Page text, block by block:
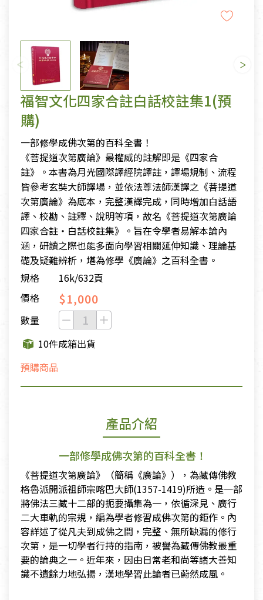
福智文化四家合註白話校註集1(預
購)
一部修學成佛次第的百科全書！
《菩提道次第廣論》最權威的註解即是《四家合
註》。本書為月光國際譯經院譯註，譯場規制、流程
皆參考玄奘大師譯場，並依法尊法師漢譯之《菩提道
次第廣論》為底本，完整漢譯完成，同時增加白話語
譯、校勘、註釋、說明等項，故名《菩提道次第廣論
四家合註‧白話校註集》。旨在令學者易解本論內
涵，研讀之際也能多面向學習相關延伸知識、理論基
礎及疑難辨析，堪為修學《廣論》之百科全書。
規格
16k/632頁
價格
$1,000
數量
10件成箱出貨
預購商品
產品介紹
一部修學成佛次第的百科全書！
《菩提道次第廣論》（簡稱《廣論》），為藏傳佛教
格魯派開派祖師宗喀巴大師(1357-1419)所造。是一部
將佛法三藏十二部的扼要攝集為一，依循深見、廣行
二大車軌的宗規，編為學者修習成佛次第的鉅作。內
容詳述了從凡夫到成佛之間，完整、無所缺漏的修行
次第，是一切學者行持的指南，被譽為藏傳佛教最重
要的論典之一。近年來，因由日常老和尚等諸大善知
識不遺餘力地弘揚，漢地學習此論者已蔚然成風。